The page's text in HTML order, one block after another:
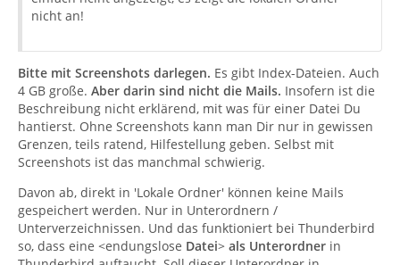
nicht an!
Bitte mit Screenshots darlegen. Es gibt Index-Dateien. Auch
4 GB große. Aber darin sind nicht die Mails. Insofern ist die
Beschreibung nicht erklärend, mit was für einer Datei Du
hantierst. Ohne Screenshots kann man Dir nur in gewissen
Grenzen, teils ratend, Hilfestellung geben. Selbst mit
Screenshots ist das manchmal schwierig.
Davon ab, direkt in 'Lokale Ordner' können keine Mails
gespeichert werden. Nur in Unterordnern /
Unterverzeichnissen. Und das funktioniert bei Thunderbird
so, dass eine <endungslose Datei> als Unterordner in